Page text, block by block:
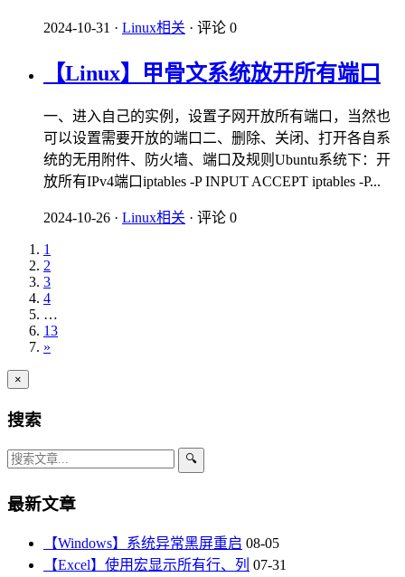
2024-10-31 · Linux相关 · 评论 0
【Linux】甲骨文系统放开所有端口
一、进入自己的实例，设置子网开放所有端口，当然也
可以设置需要开放的端口二、删除、关闭、打开各自系
统的无用附件、防火墙、端口及规则Ubuntu系统下：开
放所有IPv4端口iptables -P INPUT ACCEPT iptables -P...
2024-10-26 · Linux相关 · 评论 0
1
2
3
4
…
13
»
×
搜索
🔍
最新文章
【Windows】系统异常黑屏重启 08-05
【Excel】使用宏显示所有行、列 07-31